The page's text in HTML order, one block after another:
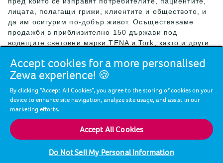
лицата, полагащи грижи, клиентите и обществото, и
да им осигурим по-добър живот. Осъществяваме
продажби в приблизително 150 държави под
водещите световни марки TENA и Tork, както и други
Leukoplast, Libero, Libresse, Lotus, Modibodi,
Nosotras, Saba, Tempo, TOM Organic и Zewa. През
приблизително 146 млрд. шведски крони (13 млрд.
евро) и е дала работа на 36 000 души. Централата на
листната на борсата Nasdaq Stockholm. Повече
информация можете да намерите на essity.com.
Accept cookies for a more personalised
Zewa experience! 🍪
By clicking “Accept All Cookies”, you agree to the storing of cookies on your
device to enhance site navigation, analyze site usage, and assist in our
marketing efforts.
Accept All Cookies
Do Not Sell My Personal Information